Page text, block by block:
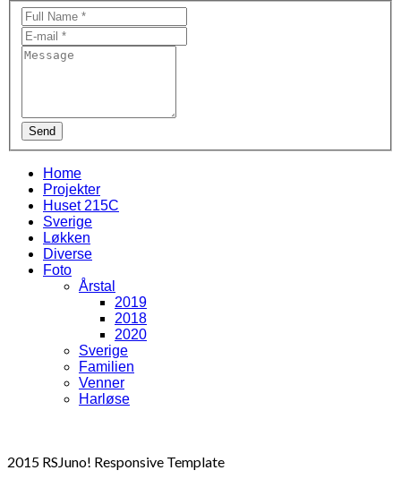
Send
Home
Projekter
Huset 215C
Sverige
Løkken
Diverse
Foto
Årstal
2019
2018
2020
Sverige
Familien
Venner
Harløse
2015 RSJuno! Responsive Template